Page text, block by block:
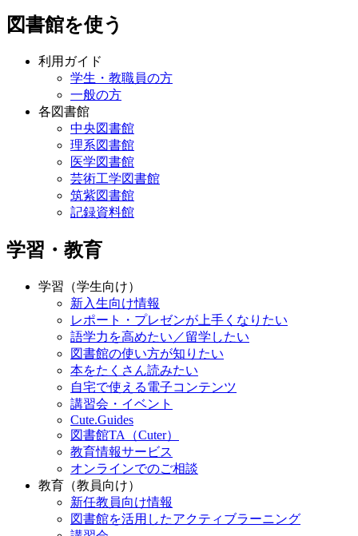
図書館を使う
利用ガイド
学生・教職員の方
一般の方
各図書館
中央図書館
理系図書館
医学図書館
芸術工学図書館
筑紫図書館
記録資料館
学習・教育
学習（学生向け）
新入生向け情報
レポート・プレゼンが上手くなりたい
語学力を高めたい／留学したい
図書館の使い方が知りたい
本をたくさん読みたい
自宅で使える電子コンテンツ
講習会・イベント
Cute.Guides
図書館TA（Cuter）
教育情報サービス
オンラインでのご相談
教育（教員向け）
新任教員向け情報
図書館を活用したアクティブラーニング